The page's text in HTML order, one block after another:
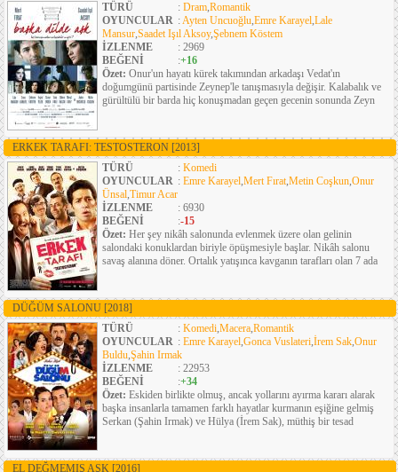
TÜRÜ
: Dram,Romantik
OYUNCULAR :Ayten Uncuoğlu,Emre Karayel,Lale
Mansur,Saadet Işıl Aksoy,Şebnem Köstem
İZLENME
: 2969
BEĞENİ
:+16
Özet: Onur'un hayatı kürek takımından arkadaşı Vedat'ın
doğumgünü partisinde Zeynep'le tanışmasıyla değişir. Kalabalık ve
gürültülü bir barda hiç konuşmadan geçen gecenin sonunda Zeyn
ERKEK TARAFI: TESTOSTERON [2013]
TÜRÜ
: Komedi
OYUNCULAR : Emre Karayel,Mert Fırat,Metin Coşkun,Onur
Ünsal,Timur Acar
İZLENME
: 6930
BEĞENİ
:-15
Özet: Her şey nikâh salonunda evlenmek üzere olan gelinin
salondaki konuklardan biriyle öpüşmesiyle başlar. Nikâh salonu
savaş alanına döner. Ortalık yatışınca kavganın tarafları olan 7 ada
DÜĞÜM SALONU [2018]
TÜRÜ
: Komedi,Macera,Romantik
OYUNCULAR : Emre Karayel,Gonca Vuslateri,İrem Sak,Onur
Buldu,Şahin Irmak
İZLENME
: 22953
BEĞENİ
:+34
Özet: Eskiden birlikte olmuş, ancak yollarını ayırma kararı alarak
başka insanlarla tamamen farklı hayatlar kurmanın eşiğine gelmiş
Serkan (Şahin Irmak) ve Hülya (İrem Sak), müthiş bir tesad
EL DEĞMEMIŞ AŞK [2016]